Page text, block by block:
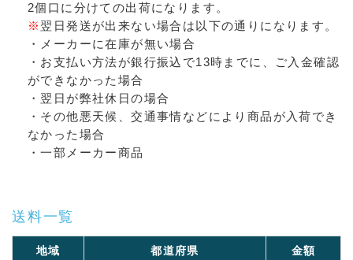
2個口に分けての出荷になります。
※ 翌日発送が出来ない場合は以下の通りになります。
・メーカーに在庫が無い場合
・お支払い方法が銀行振込で13時までに、ご入金確認
ができなかった場合
・翌日が弊社休日の場合
・その他悪天候、交通事情などにより商品が入荷でき
なかった場合
・一部メーカー商品
送料一覧
地域 都道府県 金額